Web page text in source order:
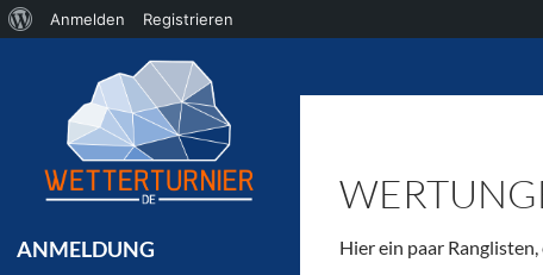
Hier ein paar
ANMELDUNG
Über
Anmelden Registrieren